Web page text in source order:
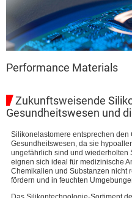
Performance Materials
Zukunftsweisende
Gesundheitswesen und
Silikonelastomere entsprechen den
Gesundheitswesen, da sie
ungefährlich sind und wiederholten
eignen sich ideal für medizinische
Chemikalien und Substanzen nicht
fördern und in feuchten